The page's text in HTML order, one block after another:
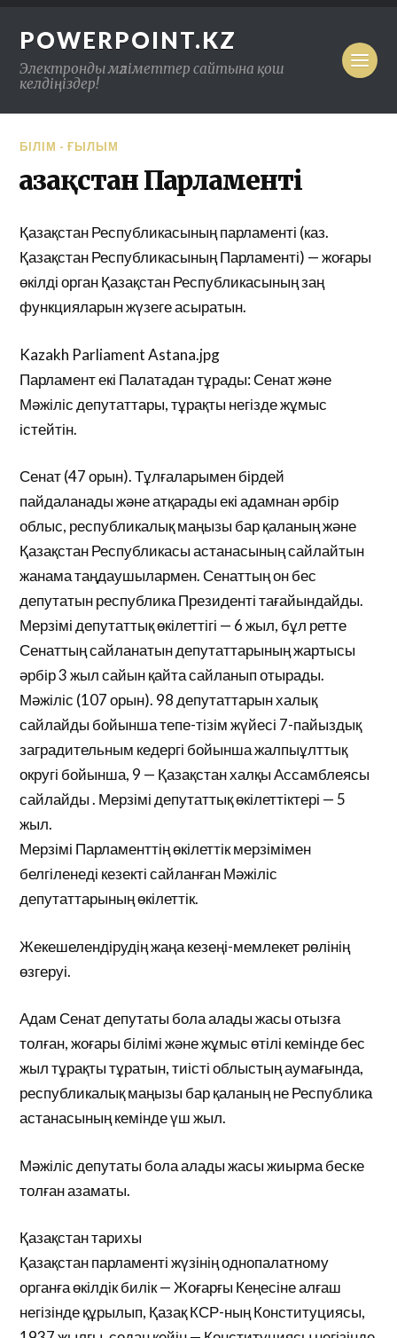
POWERPOINT.KZ
Электронды мәліметтер сайтына қош
келдіңіздер!
БІЛІМ - ҒЫЛЫМ
Қазақстан Парламенті
Қазақстан Республикасының парламенті (каз.
Қазақстан Республикасының Парламенті) — жоғары
өкілді орган Қазақстан Республикасының заң
функцияларын жүзеге асыратын.
Kazakh Parliament Astana.jpg
Парламент екі Палатадан тұрады: Сенат және
Мәжіліс депутаттары, тұрақты негізде жұмыс
істейтін.
Сенат (47 орын). Тұлғаларымен бірдей
пайдаланады және атқарады екі адамнан әрбір
облыс, республикалық маңызы бар қаланың және
Қазақстан Республикасы астанасының сайлайтын
жанама таңдаушылармен. Сенаттың он бес
депутатын республика Президенті тағайындайды.
Мерзімі депутаттық өкілеттігі — 6 жыл, бұл ретте
Сенаттың сайланатын депутаттарының жартысы
әрбір 3 жыл сайын қайта сайланып отырады.
Мәжіліс (107 орын). 98 депутаттарын халық
сайлайды бойынша тепе-тізім жүйесі 7-пайыздық
заградительным кедергі бойынша жалпыұлттық
округі бойынша, 9 — Қазақстан халқы Ассамблеясы
сайлайды . Мерзімі депутаттық өкілеттіктері — 5
жыл.
Мерзімі Парламенттің өкілеттік мерзімімен
белгіленеді кезекті сайланған Мәжіліс
депутаттарының өкілеттік.
Жекешелендірудің жаңа кезеңі-мемлекет рөлінің
өзгеруі.
Адам Сенат депутаты бола алады жасы отызға
толған, жоғары білімі және жұмыс өтілі кемінде бес
жыл тұрақты тұратын, тиісті облыстың аумағында,
республикалық маңызы бар қаланың не Республика
астанасының кемінде үш жыл.
Мәжіліс депутаты бола алады жасы жиырма беске
толған азаматы.
Қазақстан тарихы
Қазақстан парламенті жүзінің однопалатному
органға өкілдік билік — Жоғарғы Кеңесіне алғаш
негізінде құрылып, Қазақ КСР-ның Конституциясы,